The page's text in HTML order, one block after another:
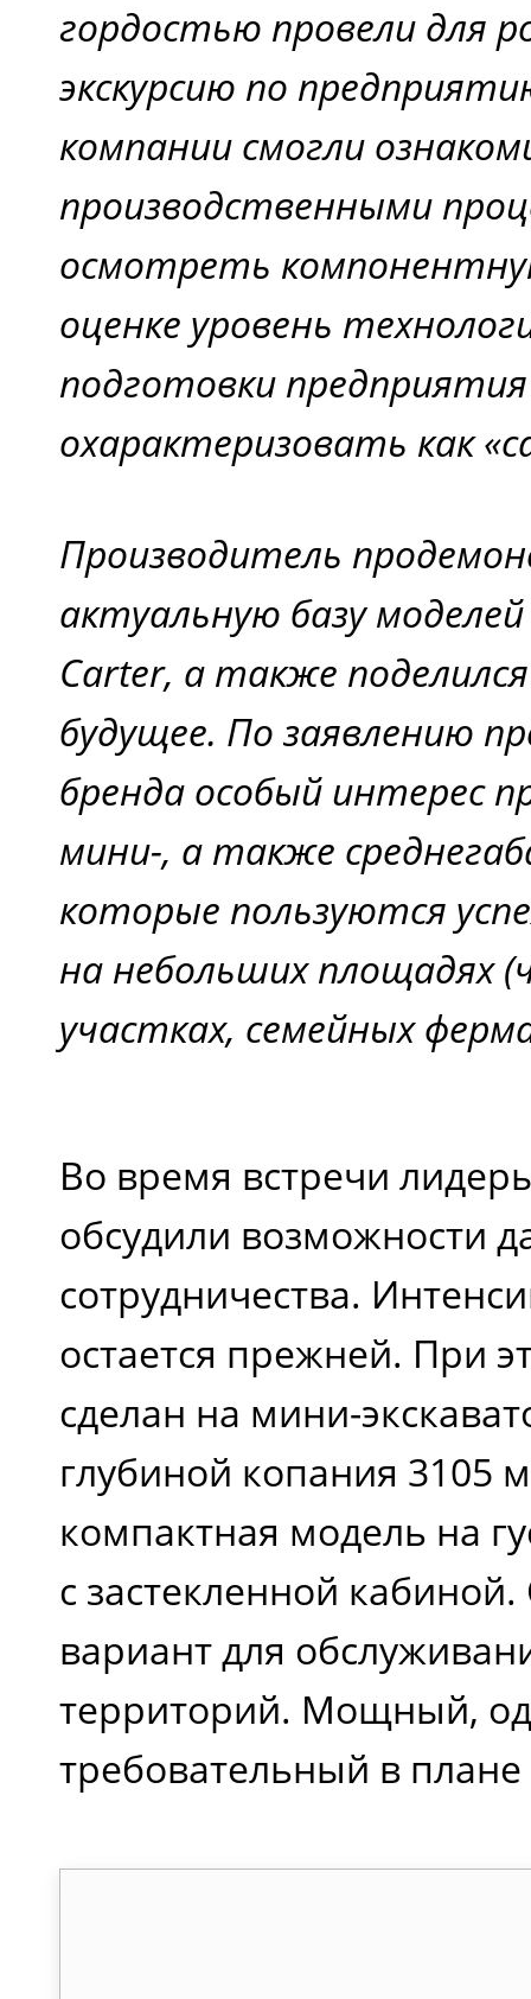
гордостью провели для
экскурсию по
компании смогли
производственными
осмотреть
оценке уровень
подготовки
охарактеризовать как
Производитель
актуальную базу
Carter, а также
будущее. По заявлению
бренда особый интерес
мини-, а также
которые пользуются
на небольших площадях
участках, семейных
Во время встречи
обсудили возможности
сотрудничества.
остается прежней. При
сделан на мини-
глубиной копания 3105
компактная модель на
с застекленной
вариант для
территорий. Мощный,
требовательный в плане